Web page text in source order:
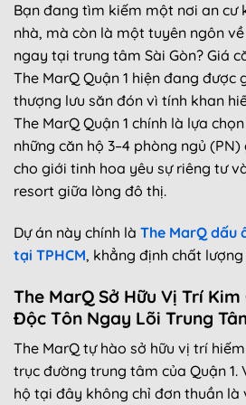
Bạn đang tìm kiếm một nơi an cư
nhà, mà còn là một tuyên ngôn
ngay tại trung tâm Sài Gòn? Giá
The MarQ Quận 1 hiện đang được
thượng lưu săn đón vì tính khan
The MarQ Quận 1 chính là lựa
những căn hộ 3–4 phòng ngủ
cho giới tinh hoa yêu sự riêng tư
resort giữa lòng đô thị.
Dự án này chính là The MarQ dấu
tại TPHCM, khẳng định chất
The MarQ Sở Hữu Vị Trí
Độc Tôn Ngay Lõi Trung
The MarQ tự hào sở hữu vị trí
trục đường trung tâm của Quận 1.
hộ tại đây không chỉ đơn thuần là